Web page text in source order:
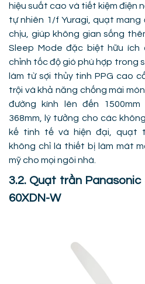
hiệu suất cao và tiết kiệm điện
tự nhiên 1/f Yuragi, quạt mang
chịu, giúp không gian sống
Sleep Mode đặc biệt hữu ích
chỉnh tốc độ gió phù hợp trong
làm từ sợi thủy tinh PPG cao
trội và khả năng chống mài
đường kính lên đến
368mm, lý tưởng cho các
kế tinh tế và hiện đại, quạt
không chỉ là thiết bị làm mát
mỹ cho mọi ngôi nhà.
3.2. Quạt trần
60XDN-W